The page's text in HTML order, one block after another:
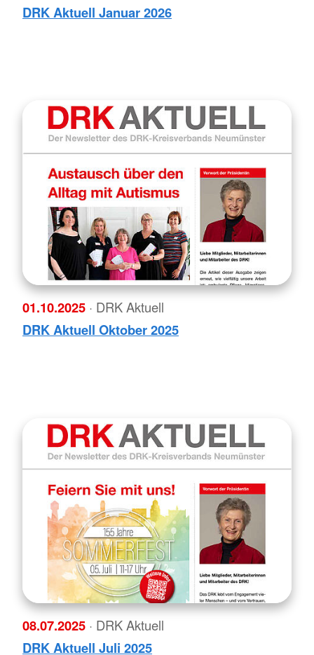
DRK Aktuell Januar 2026
01.10.2025 · DRK Aktuell
DRK Aktuell Oktober 2025
08.07.2025 · DRK Aktuell
DRK Aktuell Juli 2025